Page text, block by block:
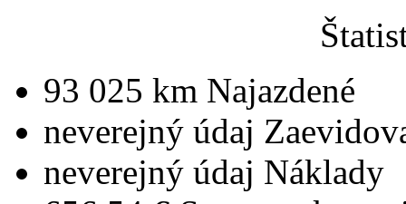
93 025 km Najazdené
neverejný údaj
neverejný údaj Náklady